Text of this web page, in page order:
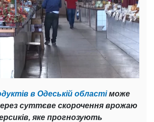
в Одеській областіможе
суттєве скорочення врожаю
яке прогнозують